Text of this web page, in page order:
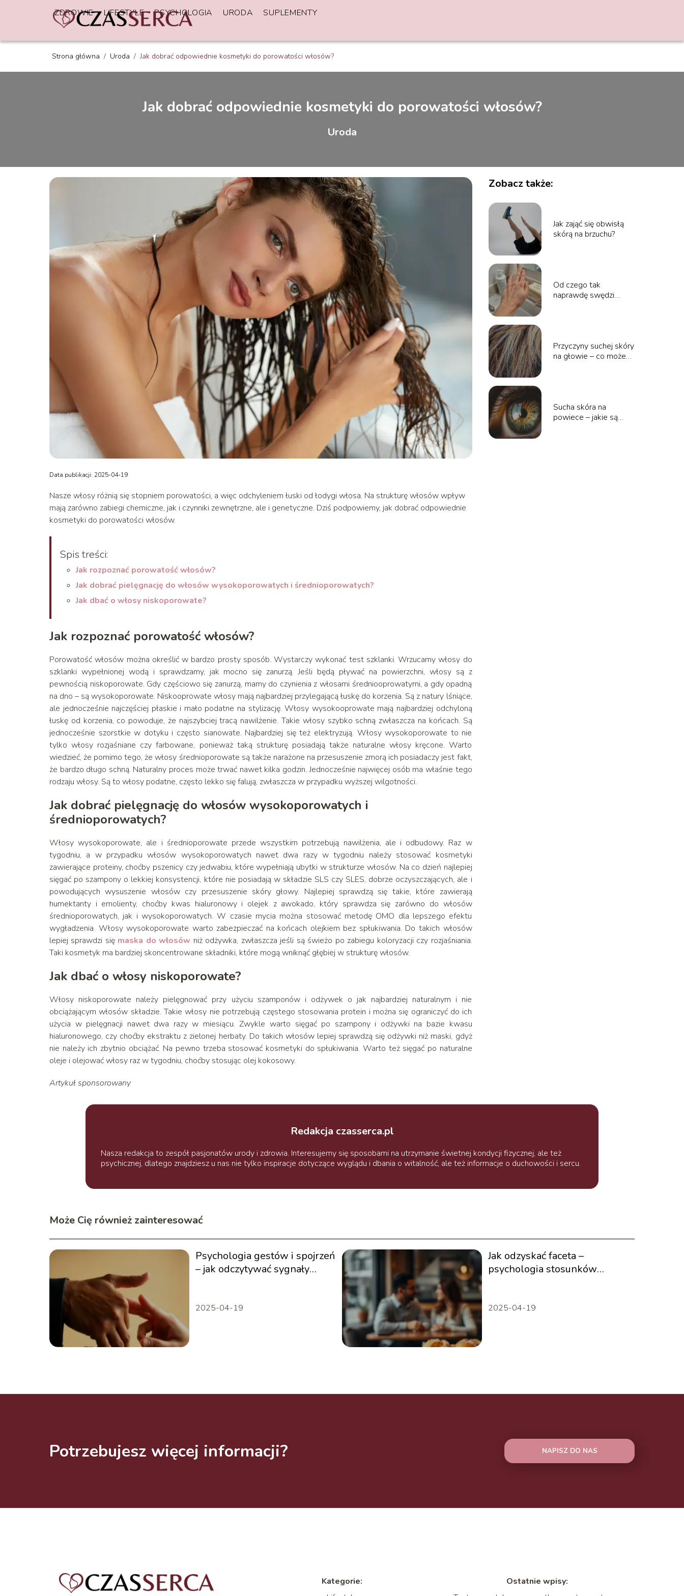
ZDROWIE LIFESTYLE PSYCHOLOGIA URODA SUPLEMENTY
Strona główna / Uroda /Jak dobrać odpowiednie kosmetyki do porowatości włosów?
Jak dobrać odpowiednie kosmetyki do porowatości włosów?
Uroda
Data publikacji: 2025-04-19
Nasze włosy różnią się stopniem porowatości, a więc odchyleniem łuski od łodygi włosa. Na strukturę włosów wpływ
mają zarówno zabiegi chemiczne, jak i czynniki zewnętrzne, ale i genetyczne. Dziś podpowiemy, jak dobrać odpowiednie
kosmetyki do porowatości włosów.
Spis treści:
Jak rozpoznać porowatość włosów?
Jak dobrać pielęgnację do włosów wysokoporowatych i średnioporowatych?
Jak dbać o włosy niskoporowate?
Jak rozpoznać porowatość włosów?
Porowatość włosów można określić w bardzo prosty sposób. Wystarczy wykonać test szklanki. Wrzucamy włosy do
szklanki wypełnionej wodą i sprawdzamy, jak mocno się zanurzą. Jeśli będą pływać na powierzchni, włosy są z
pewnością niskoporowate. Gdy częściowo się zanurzą, mamy do czynienia z włosami średniooprowatymi, a gdy opadną
na dno – są wysokoporowate. Niskooprowate włosy mają najbardziej przylegającą łuskę do korzenia. Są z natury lśniące,
ale jednocześnie najczęściej płaskie i mało podatne na stylizację. Włosy wysokooprowate mają najbardziej odchyloną
łuskę od korzenia, co powoduje, że najszybciej tracą nawilżenie. Takie włosy szybko schną zwłaszcza na końcach. Są
jednocześnie szorstkie w dotyku i często sianowate. Najbardziej się też elektryzują. Włosy wysokoporowate to nie
tylko włosy rozjaśniane czy farbowane, ponieważ taką strukturę posiadają także naturalne włosy kręcone. Warto
wiedzieć, że pomimo tego, że włosy średnioporowate są także narażone na przesuszenie zmorą ich posiadaczy jest fakt,
że bardzo długo schną. Naturalny proces może trwać nawet kilka godzin. Jednocześnie najwięcej osób ma właśnie tego
rodzaju włosy. Są to włosy podatne, często lekko się falują, zwłaszcza w przypadku wyższej wilgotności.
Jak dobrać pielęgnację do włosów wysokoporowatych i
średnioporowatych?
Włosy wysokoporowate, ale i średnioporowate przede wszystkim potrzebują nawilżenia, ale i odbudowy. Raz w
tygodniu, a w przypadku włosów wysokoporowatych nawet dwa razy w tygodniu należy stosować kosmetyki
zawierające proteiny, choćby pszenicy czy jedwabiu, które wypełniają ubytki w strukturze włosów. Na co dzień najlepiej
sięgać po szampony o lekkiej konsystencji, które nie posiadają w składzie SLS czy SLES, dobrze oczyszczających, ale i
powodujących wysuszenie włosów czy przesuszenie skóry głowy. Najlepiej sprawdzą się takie, które zawierają
humektanty i emolienty, choćby kwas hialuronowy i olejek z awokado, który sprawdza się zarówno do włosów
średnioporowatych, jak i wysokoporowatych. W czasie mycia można stosować metodę OMO dla lepszego efektu
wygładzenia. Włosy wysokoporowate warto zabezpieczać na końcach olejkiem bez spłukiwania. Do takich włosów
lepiej sprawdzi się maska do włosów niż odżywka, zwłaszcza jeśli są świeżo po zabiegu koloryzacji czy rozjaśniania.
Taki kosmetyk ma bardziej skoncentrowane składniki, które mogą wniknąć głębiej w strukturę włosów.
Jak dbać o włosy niskoporowate?
Włosy niskoporowate należy pielęgnować przy użyciu szamponów i odżywek o jak najbardziej naturalnym i nie
obciążającym włosów składzie. Takie włosy nie potrzebują częstego stosowania protein i można się ograniczyć do ich
użycia w pielęgnacji nawet dwa razy w miesiącu. Zwykle warto sięgać po szampony i odżywki na bazie kwasu
hialuronowego, czy choćby ekstraktu z zielonej herbaty. Do takich włosów lepiej sprawdzą się odżywki niż maski, gdyż
nie należy ich zbytnio obciążać. Na pewno trzeba stosować kosmetyki do spłukiwania. Warto też sięgać po naturalne
oleje i olejować włosy raz w tygodniu, choćby stosując olej kokosowy.
Artykuł sponsorowany
Zobacz także:
Jak zająć się obwisłą
skórą na brzuchu?
Od czego tak
naprawdę swędzi
Przyczyny suchej skóry
na głowie – co może
Sucha skóra na
powiece – jakie są
Redakcja czasserca.pl
Nasza redakcja to zespół pasjonatów urody i zdrowia. Interesujemy się sposobami na utrzymanie świetnej kondycji fizycznej, ale też
psychicznej, dlatego znajdziesz u nas nie tylko inspiracje dotyczące wyglądu i dbania o witalność, ale też informacje o duchowości i sercu.
Może Cię również zainteresować
Psychologia gestów i spojrzeń
– jak odczytywać sygnały
2025-04-19
Jak odzyskać faceta –
psychologia stosunków
2025-04-19
Potrzebujesz więcej informacji? NAPISZ DO NAS
Kategorie:
Ostatnie wpisy: